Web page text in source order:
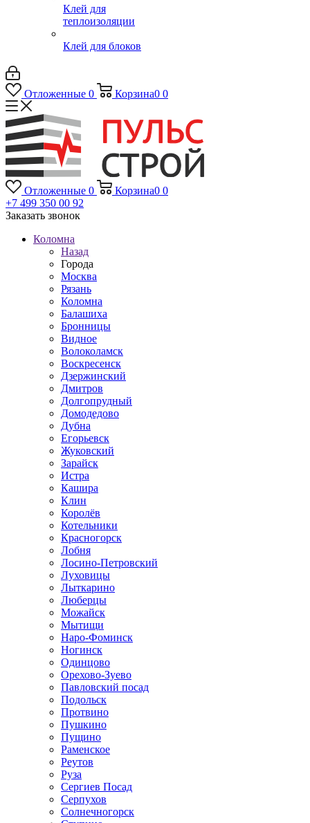
Клей для
теплоизоляции
Клей для блоков
Отложенные 0 Корзина0 0
Отложенные 0 Корзина0 0
+7 499 350 00 92
Заказать звонок
Коломна
Назад
Города
Москва
Рязань
Коломна
Балашиха
Бронницы
Видное
Волоколамск
Воскресенск
Дзержинский
Дмитров
Долгопрудный
Домодедово
Дубна
Егорьевск
Жуковский
Зарайск
Истра
Кашира
Клин
Королёв
Котельники
Красногорск
Лобня
Лосино-Петровский
Луховицы
Лыткарино
Люберцы
Можайск
Мытищи
Наро-Фоминск
Ногинск
Одинцово
Орехово-Зуево
Павловский посад
Подольск
Протвино
Пушкино
Пущино
Раменское
Реутов
Руза
Сергиев Посад
Серпухов
Солнечногорск